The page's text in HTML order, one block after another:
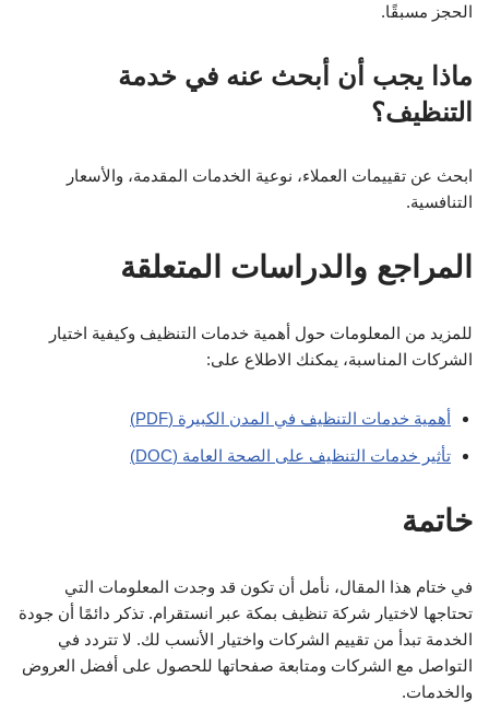
الحجز مسبقًا.
ماذا يجب أن أبحث عنه في خدمة
التنظيف؟
ابحث عن تقييمات العملاء، نوعية الخدمات المقدمة، والأسعار
التنافسية.
المراجع والدراسات المتعلقة
للمزيد من المعلومات حول أهمية خدمات التنظيف وكيفية اختيار
الشركات المناسبة، يمكنك الاطلاع على:
أهمية خدمات التنظيف في المدن الكبيرة (PDF)
تأثير خدمات التنظيف على الصحة العامة (DOC)
خاتمة
في ختام هذا المقال، نأمل أن تكون قد وجدت المعلومات التي
تحتاجها لاختيار شركة تنظيف بمكة عبر انستقرام. تذكر دائمًا أن جودة
الخدمة تبدأ من تقييم الشركات واختيار الأنسب لك. لا تتردد في
التواصل مع الشركات ومتابعة صفحاتها للحصول على أفضل العروض
والخدمات.